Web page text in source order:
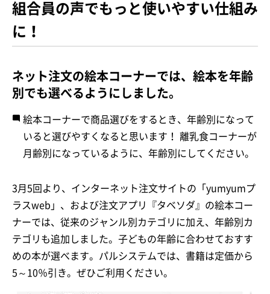
組合員の声でもっと使いやすい仕組み
に！
ネット注文の絵本コーナーでは、絵本を年齢
別でも選べるようにしました。
絵本コーナーで商品選びをするとき、年齢別になって
いると選びやすくなると思います！ 離乳食コーナーが
月齢別になっているように、年齢別にしてください。
3月5回より、インターネット注文サイトの「yumyumプ
ラスweb」、および注文アプリ『タベソダ』の絵本コー
ナーでは、従来のジャンル別カテゴリに加え、年齢別カ
テゴリも追加しました。子どもの年齢に合わせておすす
めの本が選べます。パルシステムでは、書籍は定価から
5～10％引き。ぜひご利用ください。